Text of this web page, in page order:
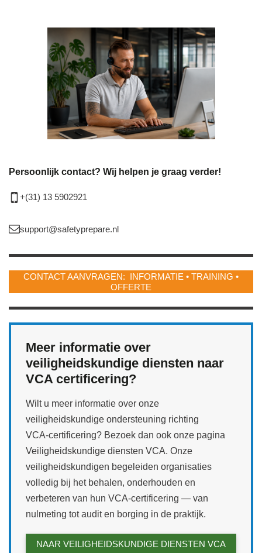
Persoonlijk contact? Wij helpen je graag verder!
+(31) 13 5902921
support@safetyprepare.nl
CONTACT AANVRAGEN: INFORMATIE • TRAINING •
OFFERTE
Meer informatie over
veiligheidskundige diensten naar
VCA certificering?
Wilt u meer informatie over onze
veiligheidskundige ondersteuning richting
VCA‑certificering? Bezoek dan ook onze pagina
Veiligheidskundige diensten VCA. Onze
veiligheidskundigen begeleiden organisaties
volledig bij het behalen, onderhouden en
verbeteren van hun VCA‑certificering — van
nulmeting tot audit en borging in de praktijk.
NAAR VEILIGHEIDSKUNDIGE DIENSTEN VCA